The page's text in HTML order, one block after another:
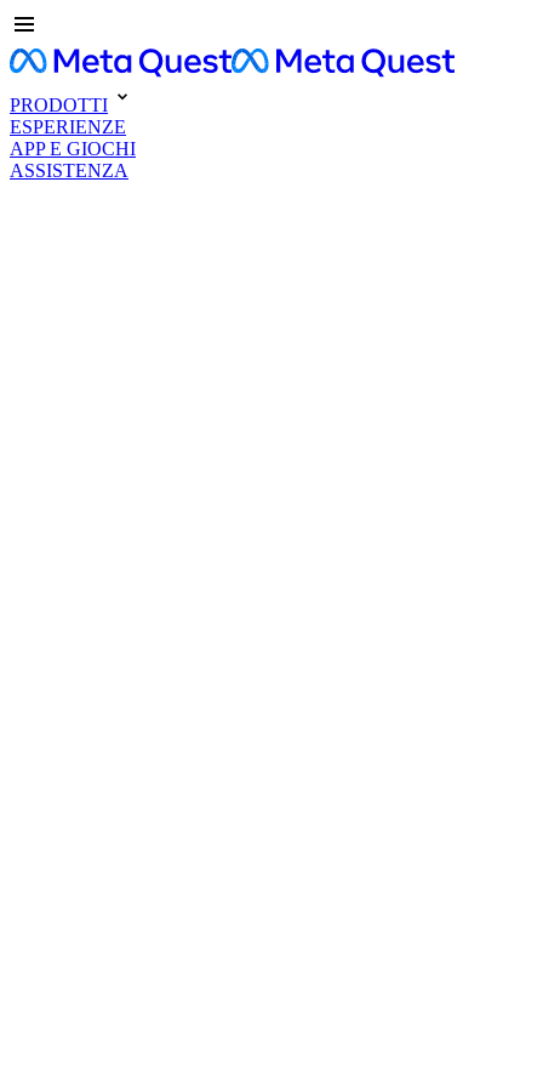
PRODOTTI
ESPERIENZE
APP E GIOCHI
ASSISTENZA